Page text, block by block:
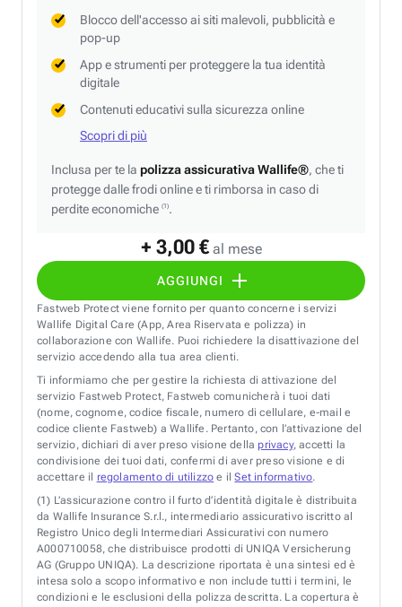
+ 3,00 € al mese
AGGIUNGI
Blocco dell'accesso ai siti malevoli, pubblicità e
pop-up
App e strumenti per proteggere la tua identità
digitale
Contenuti educativi sulla sicurezza online
Scopri di più
Inclusa per te la polizza assicurativa Wallife®, che ti
protegge dalle frodi online e ti rimborsa in caso di
perdite economiche (1).
Fastweb Protect viene fornito per quanto concerne i servizi
Wallife Digital Care (App, Area Riservata e polizza) in
collaborazione con Wallife. Puoi richiedere la disattivazione del
servizio accedendo alla tua area clienti.
Ti informiamo che per gestire la richiesta di attivazione del
servizio Fastweb Protect, Fastweb comunicherà i tuoi dati
(nome, cognome, codice fiscale, numero di cellulare, e-mail e
codice cliente Fastweb) a Wallife. Pertanto, con l’attivazione del
servizio, dichiari di aver preso visione della privacy, accetti la
condivisione dei tuoi dati, confermi di aver preso visione e di
accettare il regolamento di utilizzo e ilSet informativo.
(1) L’assicurazione contro il furto d’identità digitale è distribuita
da Wallife Insurance S.r.l., intermediario assicurativo iscritto al
Registro Unico degli Intermediari Assicurativi con numero
A000710058, che distribuisce prodotti di UNIQA Versicherung
AG (Gruppo UNIQA). La descrizione riportata è una sintesi ed è
intesa solo a scopo informativo e non include tutti i termini, le
condizioni e le esclusioni della polizza descritta. La copertura è